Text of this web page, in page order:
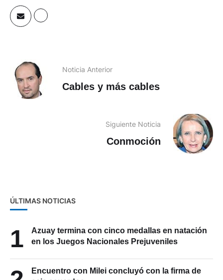
Noticia Anterior
Cables y más cables
Siguiente Noticia
Conmoción
ÚLTIMAS NOTICIAS
1
Azuay termina con cinco medallas en natación
en los Juegos Nacionales Prejuveniles
Encuentro con Milei concluyó con la firma de